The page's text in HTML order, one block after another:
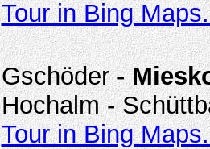
Tour in Bing
Gschöder -
Hochalm -
Tour in Bing